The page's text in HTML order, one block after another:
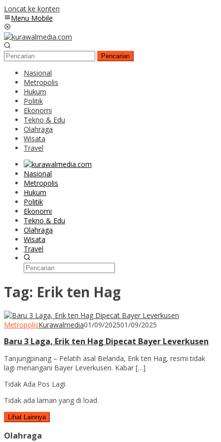
Loncat ke konten
Menu Mobile
Pencarian
Nasional
Metropolis
Hukum
Politik
Ekonomi
Tekno & Edu
Olahraga
Wisata
Travel
Nasional
Metropolis
Hukum
Politik
Ekonomi
Tekno & Edu
Olahraga
Wisata
Travel
Tag: Erik ten Hag
MetropolisKurawalmedia01/09/202501/09/2025
Baru 3 Laga, Erik ten Hag Dipecat Bayer Leverkusen
Tanjungpinang – Pelatih asal Belanda, Erik ten Hag, resmi tidak
lagi menangani Bayer Leverkusen. Kabar […]
Tidak Ada Pos Lagi.
Tidak ada laman yang di load.
Lihat Lainnya
Olahraga